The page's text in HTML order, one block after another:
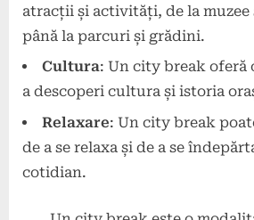
atracții și activități, de la muzee
până la parcuri și grădini.
Cultura: Un city break
a descoperi cultura și istoria
Relaxare: Un city break
de a se relaxa și de a se
cotidian.